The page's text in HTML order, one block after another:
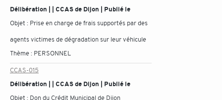
Délibération | | CCAS de Dijon | Publié le
Objet : Prise en charge de frais supportés par des
agents victimes de dégradation sur leur véhicule
Thème : PERSONNEL
CCAS-015
Délibération | | CCAS de Dijon | Publié le
Objet : Don du Crédit Municipal de Dijon